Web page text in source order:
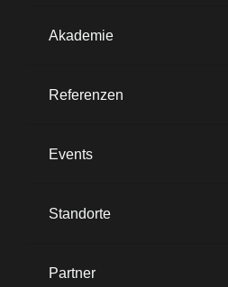
Akademie
Referenzen
Events
Standorte
Partner